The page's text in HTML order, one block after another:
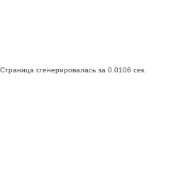
Страница сгенерировалась за 0.0106 сек.